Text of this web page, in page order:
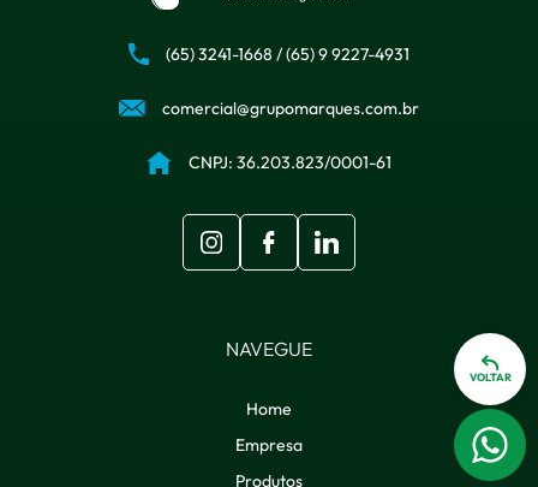
VOLTAR
(65) 3241-1668 /(65) 9 9227-4931
comercial@grupomarques.com.br
CNPJ: 36.203.823/0001-61
NAVEGUE
Home
Empresa
Produtos